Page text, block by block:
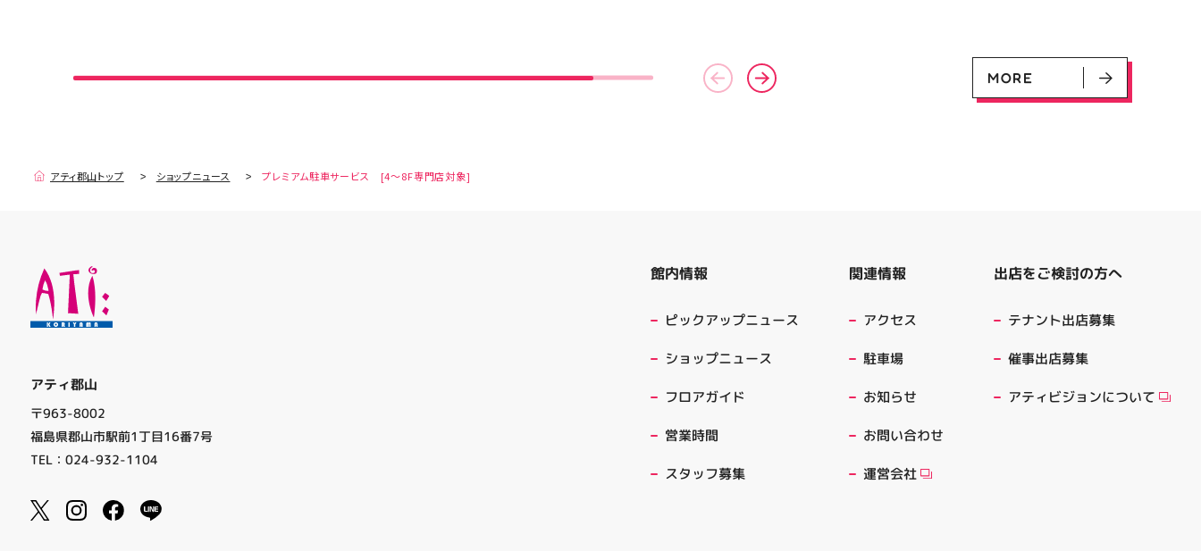
MORE
アティ郡山トップ ショップニュース プレミアム駐車サービス [4～8F専門店対象]
アティ郡山
〒963-8002
福島県郡山市駅前1丁目16番7号
TEL：024-932-1104
館内情報
ピックアップニュース
ショップニュース
フロアガイド
営業時間
スタッフ募集
関連情報
アクセス
駐車場
お知らせ
お問い合わせ
運営会社
出店をご検討の方へ
テナント出店募集
催事出店募集
アティビジョンについて